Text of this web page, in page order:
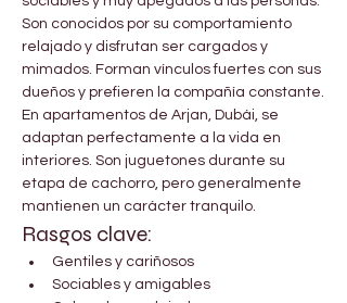
Son conocidos por su comportamiento
relajado y disfrutan ser cargados y
mimados. Forman vínculos fuertes con sus
dueños y prefieren la compañía constante.
En apartamentos de Arjan, Dubái, se
adaptan perfectamente a la vida en
interiores. Son juguetones durante su
etapa de cachorro, pero generalmente
mantienen un carácter tranquilo.
Rasgos clave:
Gentiles y cariñosos
Sociables y amigables